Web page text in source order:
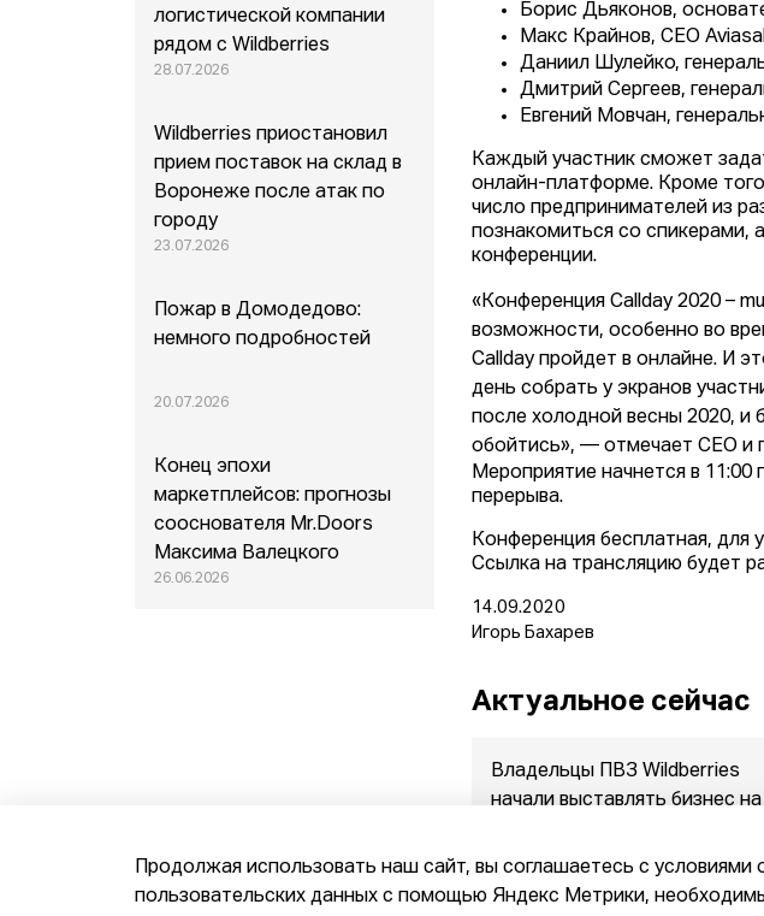
Борис Дьяконов,
Макс Крайнов, CEO
Даниил Шулейко,
Дмитрий Сергеев,
Евгений Мовчан,
Каждый участник сможет
онлайн-платформе. Кроме
число предпринимателей из
познакомиться со спикерами,
конференции.
«Конференция Callday 2020 –
возможности, особенно во
Callday пройдет в онлайне. И
день собрать у экранов
после холодной весны 2020, и
обойтись», — отмечает CEO и
Мероприятие начнется в 11:00
перерыва.
Конференция бесплатная, для
Ссылка на трансляцию будет
14.09.2020
Игорь Бахарев
Актуальное сейчас
Владельцы ПВЗ Wildberries
начали выставлять бизнес на
07.08.2026
логистической компании
рядом с Wildberries
28.07.2026
Wildberries приостановил
прием поставок на склад в
Воронеже после атак по
городу
23.07.2026
Пожар в Домодедово:
немного подробностей
20.07.2026
Конец эпохи
маркетплейсов: прогнозы
сооснователя Mr.Doors
Максима Валецкого
26.06.2026
Продолжая использовать наш сайт, вы соглашаетесь с
пользовательских данных с помощью Яндекс Метрики,